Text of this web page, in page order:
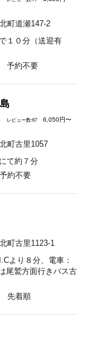
町道瀬147-2
１０分（送迎有
約不要
レビュー数:67
6,050円〜
町古里1057
て約７分
約不要
町古里1123-1
より８分、電車：
尾鷲方面行きバス古
先着順